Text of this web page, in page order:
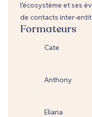
l’écosystème et ses
de contacts inter-
Formateurs
Cate
Anthony
Eliana